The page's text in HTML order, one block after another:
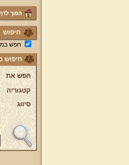
הפוך
חיפוש
חפש
חיפוש
חפש את
קטגוריה
סיווג